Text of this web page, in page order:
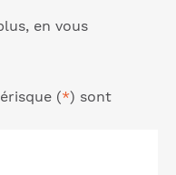
en vous
(*) sont